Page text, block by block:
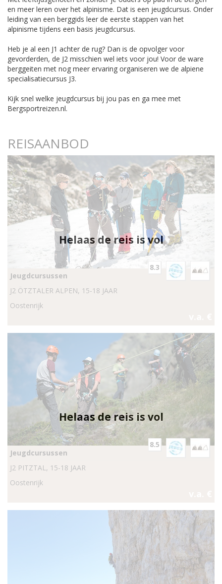
en meer leren over het alpinisme. Dat is een jeugdcursus. Onder
leiding van een berggids leer de eerste stappen van het
alpinisme tijdens een basis jeugdcursus.
Heb je al een J1 achter de rug? Dan is de opvolger voor
gevorderden, de J2 misschien wel iets voor jou! Voor de ware
berggeiten met nog meer ervaring organiseren we de alpiene
specialisatiecursus J3.
Kijk snel welke jeugdcursus bij jou pas en ga mee met
Bergsportreizen.nl.
REISAANBOD
Helaas de reis is vol
8.3
Jeugdcursussen
J2 ÖTZTALER ALPEN, 15-18 JAAR
Oostenrijk
Helaas de reis is vol
8.5
Jeugdcursussen
J2 PITZTAL, 15-18 JAAR
Oostenrijk